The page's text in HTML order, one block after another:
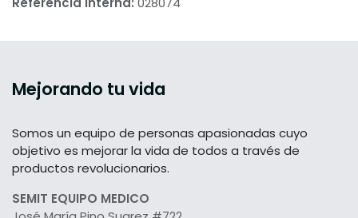
Mejorando tu vida
Somos un equipo de personas apasionadas cuyo
objetivo es mejorar la vida de todos a través de
productos revolucionarios.
SEMIT EQUIPO MEDICO